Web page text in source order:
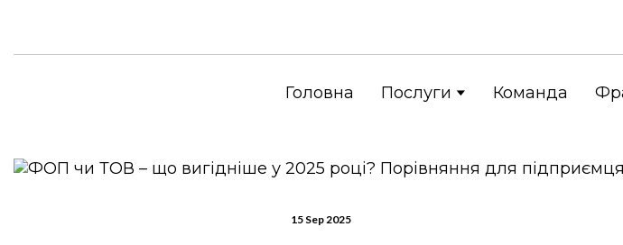
Головна Послуги Команда
15 Sep 2025